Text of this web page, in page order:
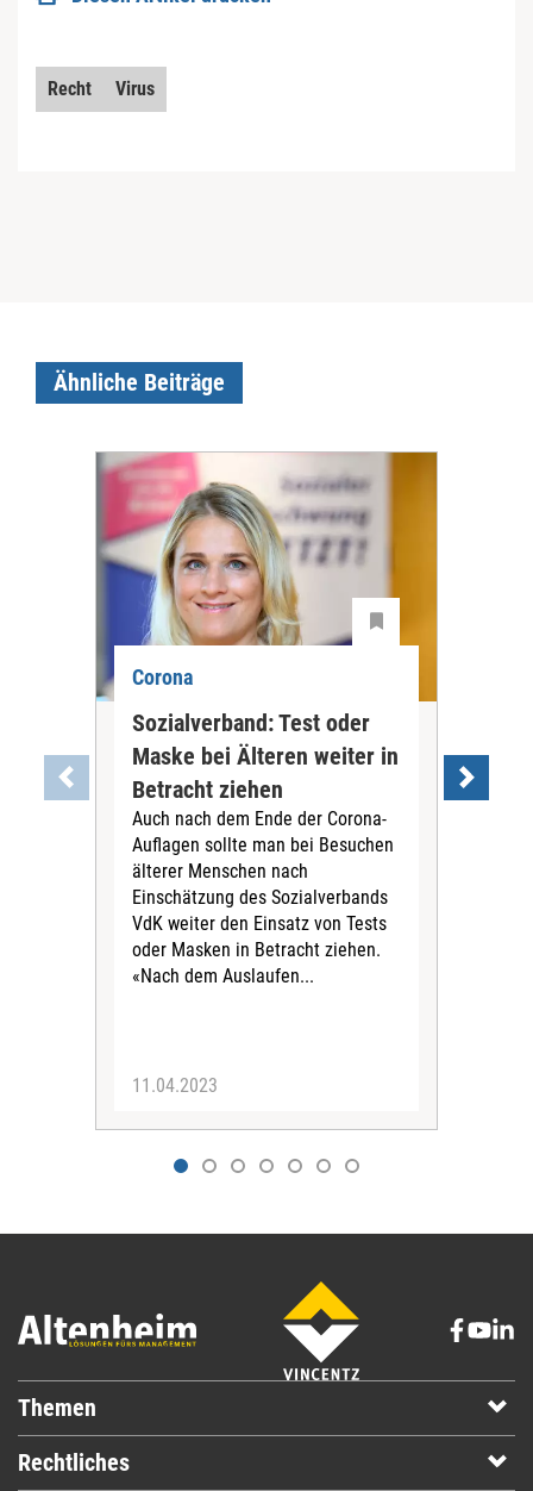
Recht Virus
Ähnliche Beiträge
Corona
Sozialverband: Test oder
Maske bei Älteren weiter in
Betracht ziehen
Auch nach dem Ende der Corona-
Auflagen sollte man bei Besuchen
älterer Menschen nach
Einschätzung des Sozialverbands
VdK weiter den Einsatz von Tests
oder Masken in Betracht ziehen.
«Nach dem Auslaufen...
11.04.2023
Themen
Rechtliches